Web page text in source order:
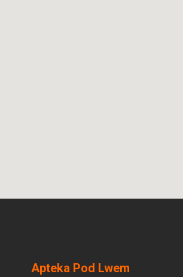
Apteka Pod Lwem